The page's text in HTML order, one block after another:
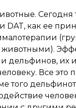
Сегодня
DAT, как ее
животными).
дельфинов, их
Все
того